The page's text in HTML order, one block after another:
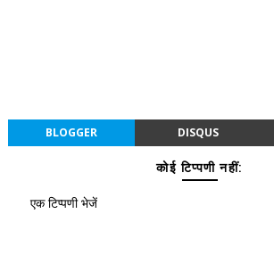
BLOGGER DISQUS
कोई टिप्पणी नहीं:
एक टिप्पणी भेजें